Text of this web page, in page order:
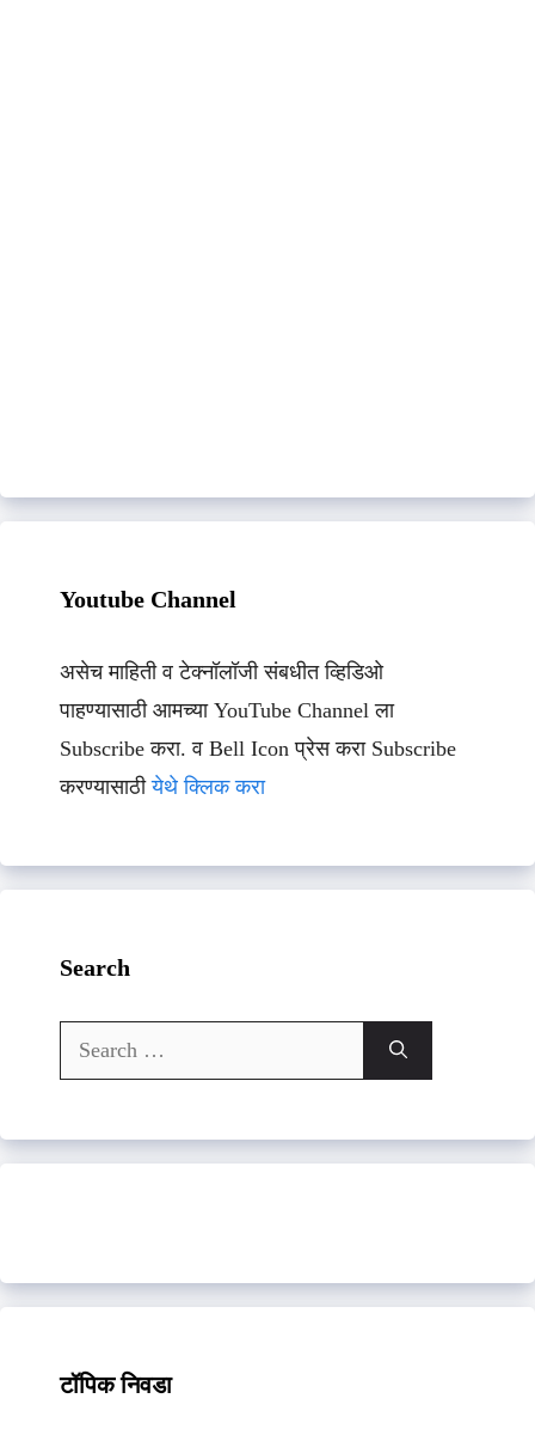
Youtube Channel
असेच माहिती व टेक्नॉलॉजी संबधीत व्हिडिओ
पाहण्यासाठी आमच्या YouTube Channel ला
Subscribe करा. व Bell Icon प्रेस करा Subscribe
करण्यासाठीयेथे क्लिक करा
Search
Search
for:
टॉपिक निवडा